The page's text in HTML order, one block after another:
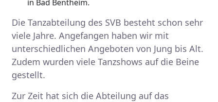
in Bad Bentheim.
Die Tanzabteilung des SVB besteht schon sehr
viele Jahre. Angefangen haben wir mit
unterschiedlichen Angeboten von Jung bis Alt.
Zudem wurden viele Tanzshows auf die Beine
gestellt.
Zur Zeit hat sich die Abteilung auf das